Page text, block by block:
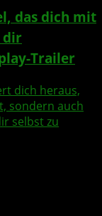
das dich mit
dir
Trailer
dich heraus,
sondern auch
selbst zu